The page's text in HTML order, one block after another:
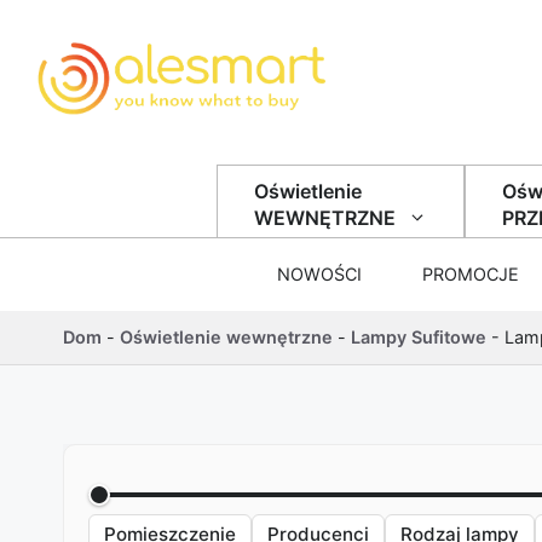
Oświetlenie
WEWNĘTRZNE
NOWOŚCI PROMOCJE
Dom - Oświetlenie wewnętrzne - Lampy Sufitowe -
Pomieszczenie Producenci Rodzaj lampy